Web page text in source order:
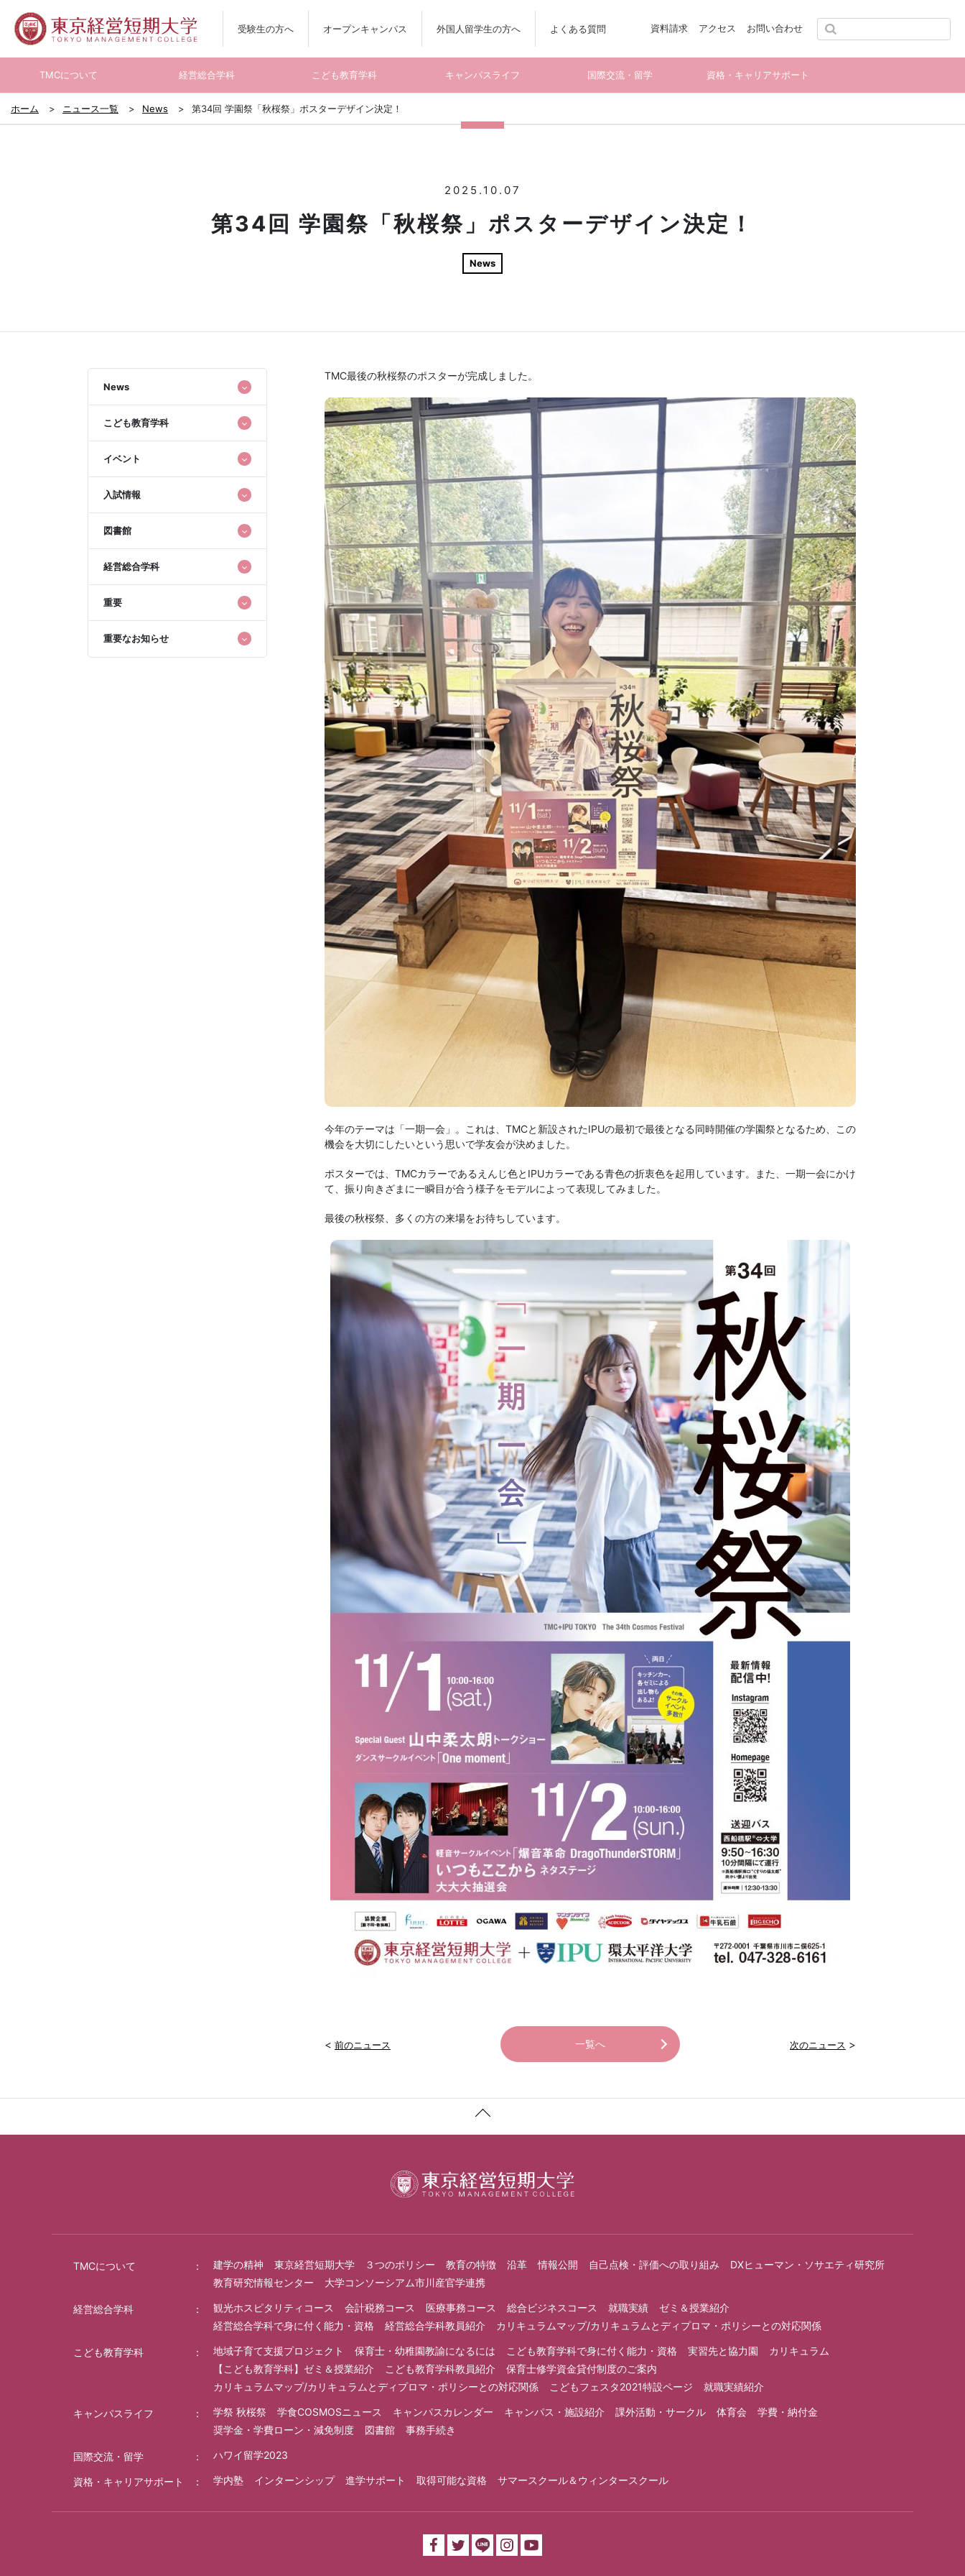
受験生の方へ オープンキャンパス 外国人留学生の方へ よくある質問 資料請求 アクセス お問い合わせ
TMCについて 経営総合学科 こども教育学科 キャンパスライフ 国際交流・留学 資格・キャリアサポート
ホーム ニュース一覧 News 第34回 学園祭「秋桜祭」ポスターデザイン決定！
2025.10.07
第34回 学園祭「秋桜祭」ポスターデザイン決定！
News
News
こども教育学科
イベント
入試情報
図書館
経営総合学科
重要
重要なお知らせ
TMC最後の秋桜祭のポスターが完成しました。
今年のテーマは「一期一会」。これは、TMCと新設されたIPUの最初で最後となる同時開催の学園祭となるため、この
機会を大切にしたいという思いで学友会が決めました。
ポスターでは、TMCカラーであるえんじ色とIPUカラーである青色の折衷色を起用しています。また、一期一会にかけ
て、振り向きざまに一瞬目が合う様子をモデルによって表現してみました。
最後の秋桜祭、多くの方の来場をお待ちしています。
< 前のニュース 次のニュース >
一覧へ
TMCについて 建学の精神 東京経営短期大学 ３つのポリシー 教育の特徴 沿革 情報公開 自己点検・評価への取り組み
DXヒューマン・ソサエティ研究所
教育研究情報センター
大学コンソーシアム市川産官学連携
経営総合学科 観光ホスピタリティコース 会計税務コース 医療事務コース 総合ビジネスコース 就職実績
ゼミ＆授業紹介
経営総合学科で身に付く能力・資格
経営総合学科教員紹介 カリキュラムマップ/カリキュラムとディプロマ・ポリシーとの対応関係
こども教育学科 地域子育て支援プロジェクト 保育士・幼稚園教諭になるには こども教育学科で身に付く能力・資格 実習先と協力園
カリキュラム
【こども教育学科】ゼミ＆授業紹介
こども教育学科教員紹介
保育士修学資金貸付制度のご案内
カリキュラムマップ/カリキュラムとディプロマ・ポリシーとの対応関係
こどもフェスタ2021特設ページ 就職実績紹介
キャンパスライフ 学祭 秋桜祭 学食COSMOSニュース キャンパスカレンダー キャンパス・施設紹介 課外活動・サークル 体育会
学費・納付金
奨学金・学費ローン・減免制度
図書館 事務手続き
国際交流・留学 ハワイ留学2023
資格・キャリアサポート 学内塾 インターンシップ 進学サポート 取得可能な資格 サマースクール＆ウィンタースクール